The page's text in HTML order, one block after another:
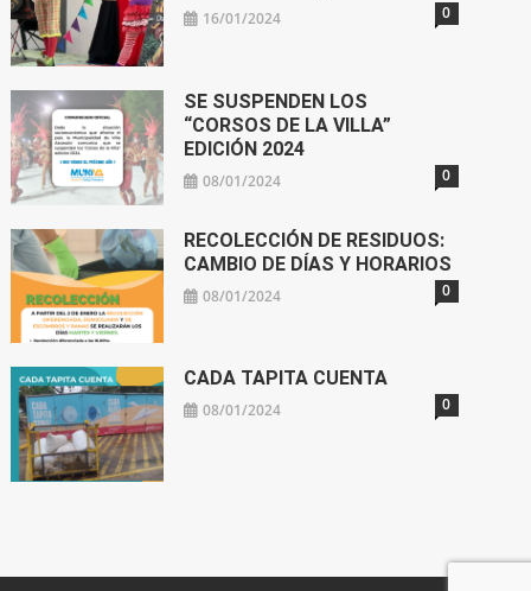
16/01/2024 0
SE SUSPENDEN LOS
“CORSOS DE LA VILLA”
EDICIÓN 2024
08/01/2024 0
RECOLECCIÓN DE RESIDUOS:
CAMBIO DE DÍAS Y HORARIOS
08/01/2024 0
CADA TAPITA CUENTA
08/01/2024 0